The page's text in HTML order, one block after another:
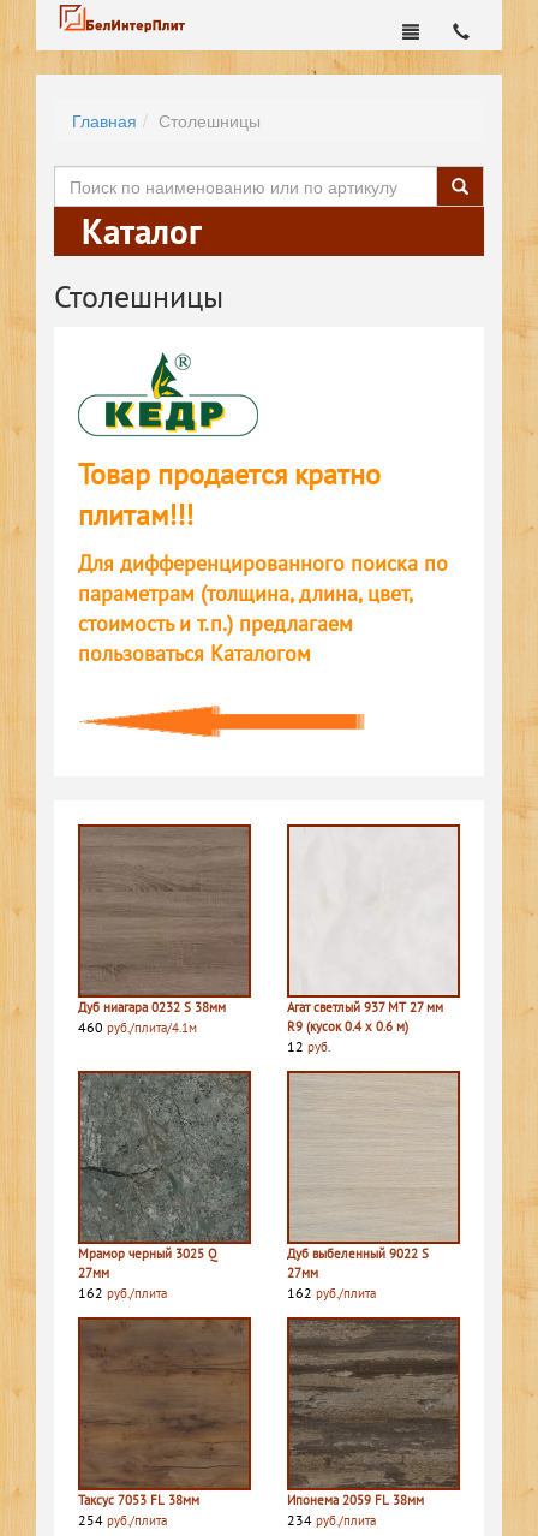
Главная Столешницы
Каталог
Столешницы
Товар продается кратно
плитам!!!
Для дифференцированного поиска по
параметрам (толщина, длина, цвет,
стоимость и т.п.) предлагаем
пользоваться Каталогом
Дуб ниагара 0232 S 38мм
460 руб./плита/4.1м
Агат светлый 937 MT 27 мм
R9 (кусок 0.4 х 0.6 м)
12 руб.
Мрамор черный 3025 Q
27мм
162 руб./плита
Дуб выбеленный 9022 S
27мм
162 руб./плита
Таксус 7053 FL 38мм
254 руб./плита
Ипонема 2059 FL 38мм
234 руб./плита